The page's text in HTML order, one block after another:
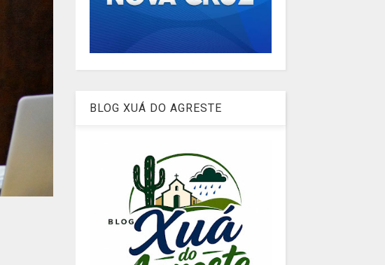
BLOG XUÁ DO AGRESTE